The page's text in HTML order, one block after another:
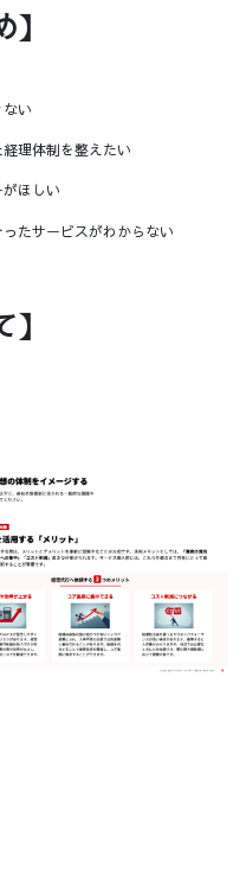
い
理体制を整えたい
ほしい
たサービスがわからない